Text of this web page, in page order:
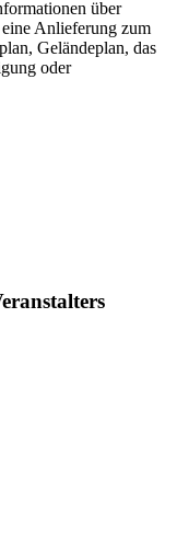
über
Anlieferung zum
Geländeplan, das
oder